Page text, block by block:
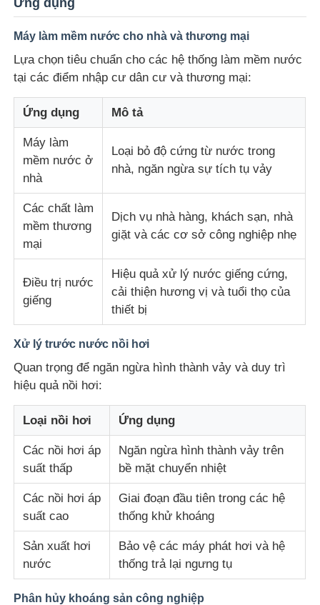
Máy làm mềm nước cho nhà và thương mại
Lựa chọn tiêu chuẩn cho các hệ thống làm mềm nước
tại các điểm nhập cư dân cư và thương mại:
Ứng dụng Mô tả
Máy làm
mềm nước ở
nhà
Loại bỏ độ cứng từ nước trong
nhà, ngăn ngừa sự tích tụ vảy
Các chất làm
mềm thương
mại
Dịch vụ nhà hàng, khách sạn, nhà
giặt và các cơ sở công nghiệp nhẹ
Điều trị nước
giếng
Hiệu quả xử lý nước giếng cứng,
cải thiện hương vị và tuổi thọ của
thiết bị
Xử lý trước nước nồi hơi
Quan trọng để ngăn ngừa hình thành vảy và duy trì
hiệu quả nồi hơi:
Loại nồi hơi Ứng dụng
Các nồi hơi áp
suất thấp
Ngăn ngừa hình thành vảy trên
bề mặt chuyển nhiệt
Các nồi hơi áp
suất cao
Giai đoạn đầu tiên trong các hệ
thống khử khoáng
Sản xuất hơi
nước
Bảo vệ các máy phát hơi và hệ
thống trả lại ngưng tụ
Phân hủy khoáng sản công nghiệp